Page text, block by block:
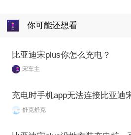
你可能还想看
比亚迪宋plus你怎么充电？
宋车主
充电时手机app无法连接比亚迪
舒克舒克